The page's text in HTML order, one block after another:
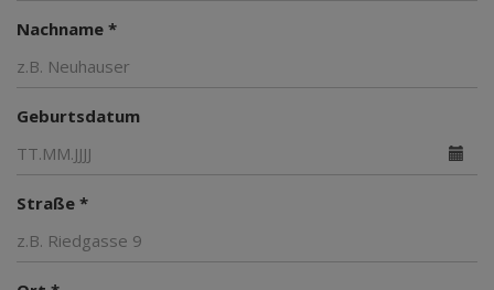
Nachname *
Geburtsdatum
Straße *